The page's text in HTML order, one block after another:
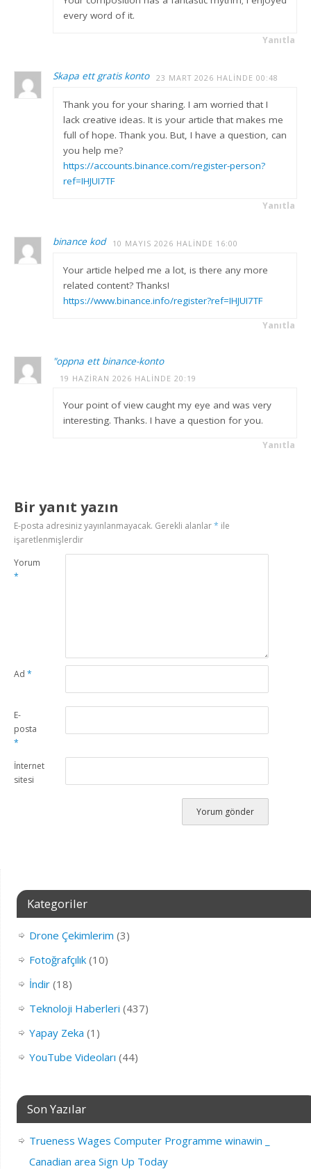
every word of it.
Yanıtla
Skapa ett gratis konto 23 MART 2026 HALINDE 00:48
Thank you for your sharing. I am worried that I
lack creative ideas. It is your article that makes me
full of hope. Thank you. But, I have a question, can
you help me?
https://accounts.binance.com/register-person?
ref=IHJUI7TF
Yanıtla
binance kod 10 MAYIS 2026 HALINDE 16:00
Your article helped me a lot, is there any more
related content? Thanks!
https://www.binance.info/register?ref=IHJUI7TF
Yanıtla
"oppna ett binance-konto
19 HAZIRAN 2026 HALINDE 20:19
Your point of view caught my eye and was very
interesting. Thanks. I have a question for you.
Yanıtla
Bir yanıt yazın
E-posta adresiniz yayınlanmayacak. Gerekli alanlar* ile
işaretlenmişlerdir
Yorum
*
Ad*
E-
posta
*
İnternet
sitesi
Kategoriler
Drone Çekimlerim (3)
Fotoğrafçılık(10)
İndir(18)
Teknoloji Haberleri (437)
Yapay Zeka (1)
YouTube Videoları (44)
Son Yazılar
Trueness Wages Computer Programme winawin _
Canadian area Sign Up Today